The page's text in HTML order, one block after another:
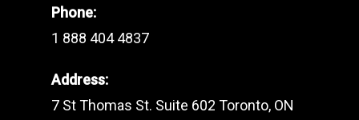
Phone:
1 888 404 4837
Address:
7 St Thomas St. Suite 602 Toronto, ON